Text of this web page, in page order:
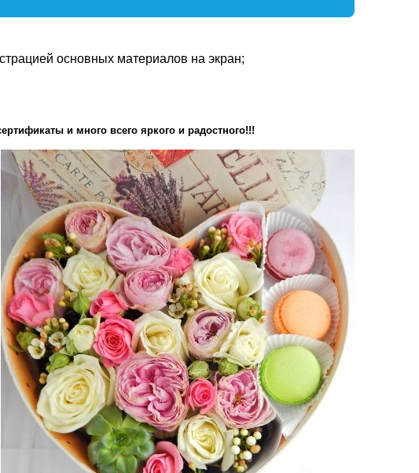
основных материалов на экран;
и много всего яркого и радостного!!!